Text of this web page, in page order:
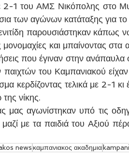
2-1 του ΑΜΣ Νικόπολης στο
των αγώνων κατάταξης για
παρουσιάστηκαν κάπως
και μπαίνοντας στα
που έγιναν στην
του Καμπανιακού
κερδίζοντας τελικά με 2-1 κι
νίκης.
μας αγωνίστηκαν υπό τις
με τα παιδιά του Αξιού
news καμπανιακος ακαδημια